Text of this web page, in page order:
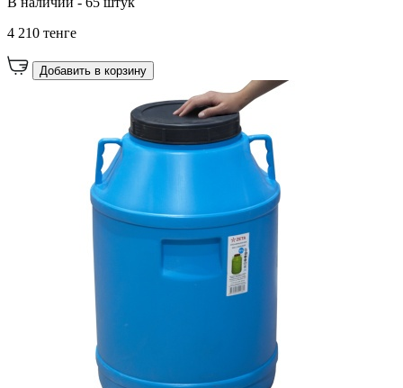
4 210 тенге
Добавить в корзину